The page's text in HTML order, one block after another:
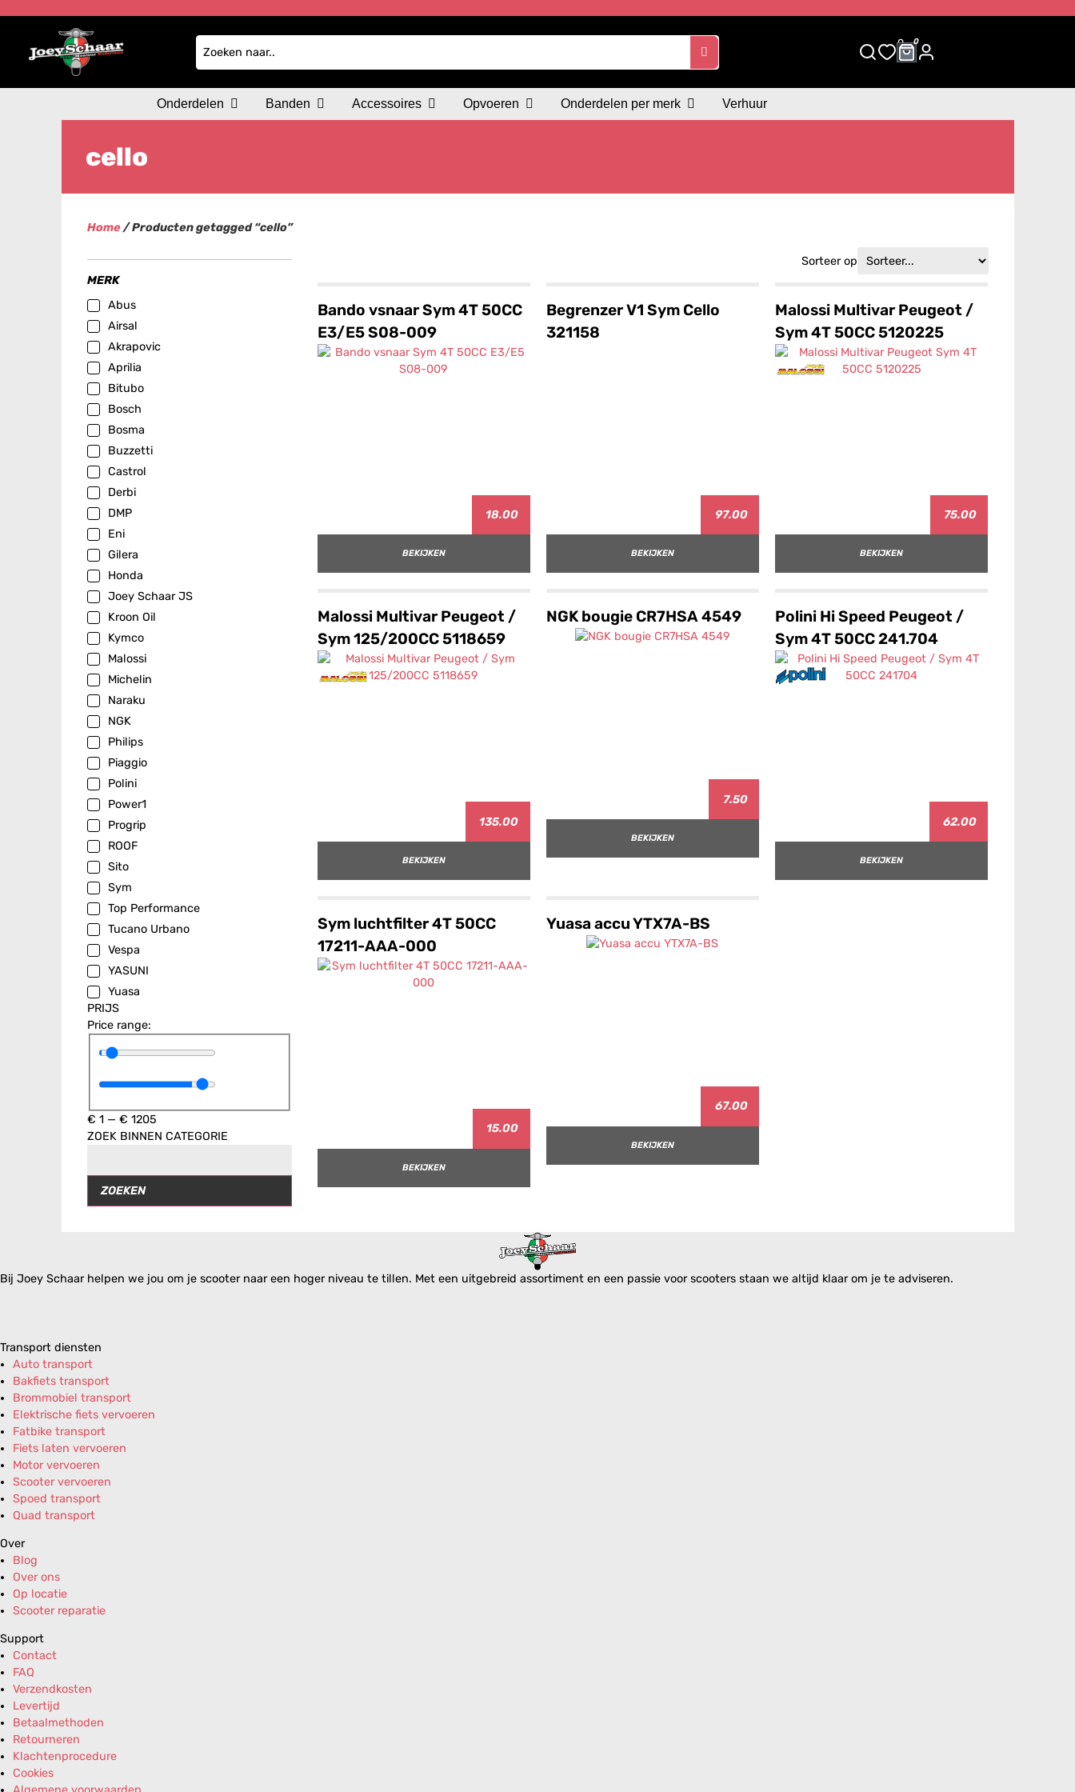
0 0
Onderdelen Banden Accessoires Opvoeren Onderdelen per merk Verhuur
cello
Home/ Producten getagged “cello”
MERK
Abus
Airsal
Akrapovic
Aprilia
Bitubo
Bosch
Bosma
Buzzetti
Castrol
Derbi
DMP
Eni
Gilera
Honda
Joey Schaar JS
Kroon Oil
Kymco
Malossi
Michelin
Naraku
NGK
Philips
Piaggio
Polini
Power1
Progrip
ROOF
Sito
Sym
Top Performance
Tucano Urbano
Vespa
YASUNI
Yuasa
PRIJS
Price range:
€ 1 — € 1205
ZOEK BINNEN CATEGORIE
ZOEKEN
Sorteer op
Bando vsnaar Sym 4T 50CC
E3/E5 S08-009
18.00
BEKIJKEN
Begrenzer V1 Sym Cello
321158
97.00
BEKIJKEN
Malossi Multivar Peugeot /
Sym 4T 50CC 5120225
75.00
BEKIJKEN
Malossi Multivar Peugeot /
Sym 125/200CC 5118659
135.00
BEKIJKEN
NGK bougie CR7HSA 4549
7.50
BEKIJKEN
Polini Hi Speed Peugeot /
Sym 4T 50CC 241.704
62.00
BEKIJKEN
Sym luchtfilter 4T 50CC
17211-AAA-000
15.00
BEKIJKEN
Yuasa accu YTX7A-BS
67.00
BEKIJKEN
Bij Joey Schaar helpen we jou om je scooter naar een hoger niveau te tillen. Met een uitgebreid assortiment en een passie voor scooters staan we altijd klaar om je te adviseren.
Transport diensten
Auto transport
Bakfiets transport
Brommobiel transport
Elektrische fiets vervoeren
Fatbike transport
Fiets laten vervoeren
Motor vervoeren
Scooter vervoeren
Spoed transport
Quad transport
Over
Blog
Over ons
Op locatie
Scooter reparatie
Support
Contact
FAQ
Verzendkosten
Levertijd
Betaalmethoden
Retourneren
Klachtenprocedure
Cookies